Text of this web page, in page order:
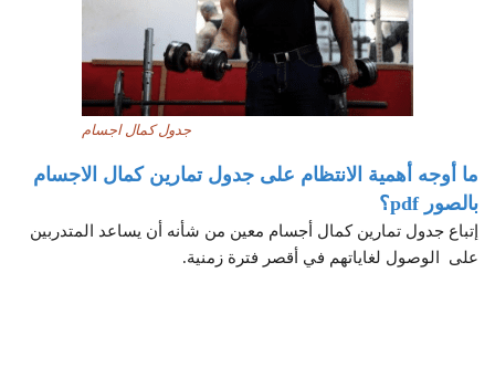
جدول كمال اجسام
ما أوجه أهمية الانتظام على جدول تمارين كمال الاجسام
بالصورpdf؟
إتباع جدول تمارين كمال أجسام معين من شأنه أن يساعد المتدربين
على الوصول لغاياتهم في أقصر فترة زمنية.